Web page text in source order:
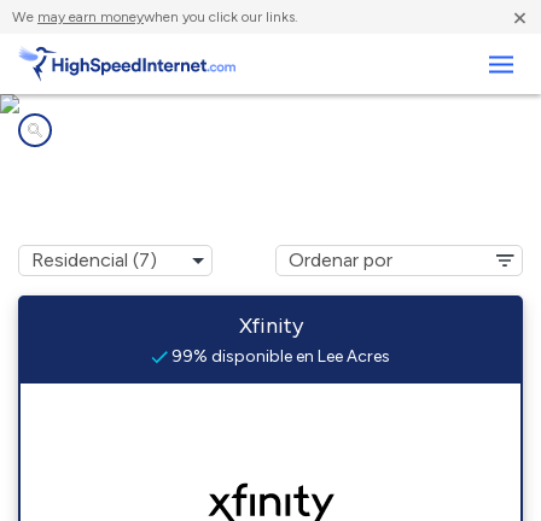
We may earn moneywhen you click our links. ×
Xfinity
99% disponible en Lee Acres